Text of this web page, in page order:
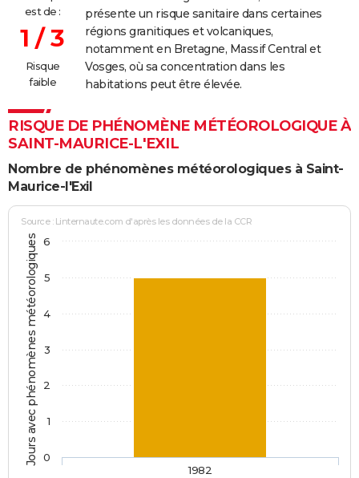
est de :
1 / 3
Risque
faible
présente un risque sanitaire dans certaines
régions granitiques et volcaniques,
notamment en Bretagne, Massif Central et
Vosges, où sa concentration dans les
habitations peut être élevée.
RISQUE DE PHÉNOMÈNE MÉTÉOROLOGIQUE À
SAINT-MAURICE-L'EXIL
Nombre de phénomènes météorologiques à Saint-
Maurice-l'Exil
Jours avec phénomènes météorologiques
Source : Linternaute.com d'après les données de la CCR
1982
0
1
2
3
4
5
6